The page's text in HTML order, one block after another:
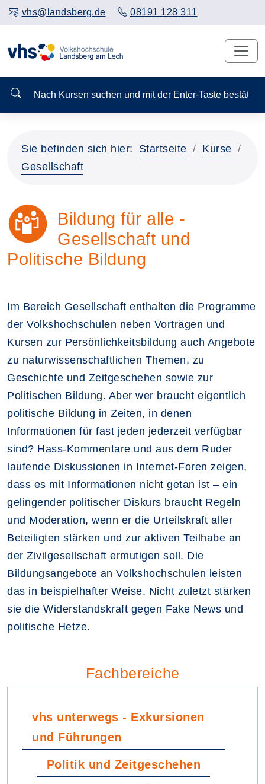
vhs@landsberg.de 08191 128 311
Nach Kursen suchen und mit der Enter-Taste
Sie befinden sich hier: Startseite
Kurse
Gesellschaft
Bildung für alle -
Gesellschaft und
Politische Bildung
Im Bereich Gesellschaft enthalten die Programme
der Volkshochschulen neben Vorträgen und
Kursen zur Persönlichkeitsbildung auch Angebote
zu naturwissenschaftlichen Themen, zu
Geschichte und Zeitgeschehen sowie zur
Politischen Bildung. Aber wer braucht eigentlich
politische Bildung in Zeiten, in denen
Informationen für fast jeden jederzeit verfügbar
sind? Hass-Kommentare und aus dem Ruder
laufende Diskussionen in Internet-Foren zeigen,
dass es mit Informationen nicht getan ist – ein
gelingender politischer Diskurs braucht Regeln
und Moderation, wenn er die Urteilskraft aller
Beteiligten stärken und zur aktiven Teilhabe an
der Zivilgesellschaft ermutigen soll. Die
Bildungsangebote an Volkshochschulen leisten
das in beispielhafter Weise. Nicht zuletzt stärken
sie die Widerstandskraft gegen Fake News und
politische Hetze.
Fachbereiche
vhs unterwegs - Exkursionen
und Führungen
Politik und Zeitgeschehen